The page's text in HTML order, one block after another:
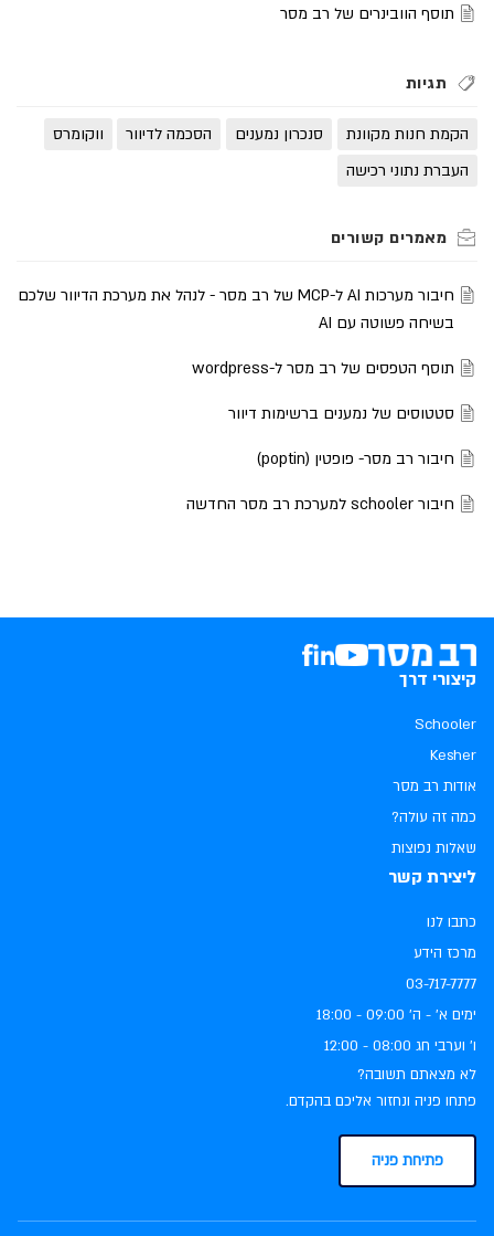
תוסף הוובינרים של רב מסר
תגיות
הקמת חנות מקוונת סנכרון נמענים הסכמה לדיוור
ווקומרס
העברת נתוני רכישה
חיבור מערכות AI ל-MCP של רב מסר - לנהל את מערכת הדיוור שלכם
בשיחה פשוטה עם AI
תוסף הטפסים של רב מסר ל-wordpress
סטטוסים של נמענים ברשימות דיוור
חיבור רב מסר- פופטין (poptin)
חיבור schooler למערכת רב מסר החדשה
קיצורי דרך
Schooler
Kesher
אודות רב מסר
כמה זה עולה?
שאלות נפוצות
ליצירת קשר
כתבו לנו
מרכז הידע
03-717-7777
ימים א׳ - ה׳ ‏09:00 - 18:00
ו׳ וערבי חג ‏08:00 - 12:00
לא מצאתם תשובה?
פתחו פניה ונחזור אליכם בהקדם.
פתיחת פניה